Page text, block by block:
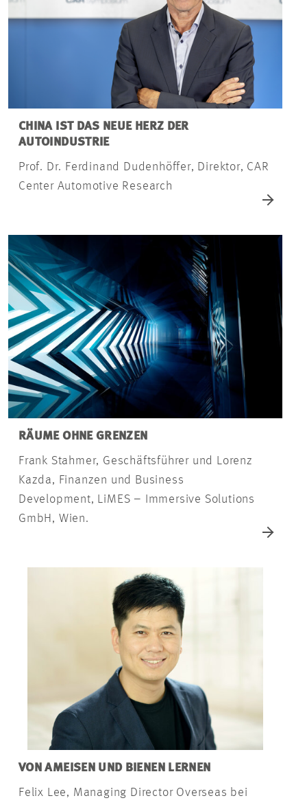
CHINA IST DAS NEUE HERZ DER
AUTOINDUSTRIE
Prof. Dr. Ferdinand Dudenhöffer, Direktor, CAR
Center Automotive Research
RÄUME OHNE GRENZEN
Frank Stahmer, Geschäftsführer und Lorenz
Kazda, Finanzen und Business
Development, LiMES – Immersive Solutions
GmbH, Wien.
VON AMEISEN UND BIENEN LERNEN
Felix Lee, Managing Director Overseas bei